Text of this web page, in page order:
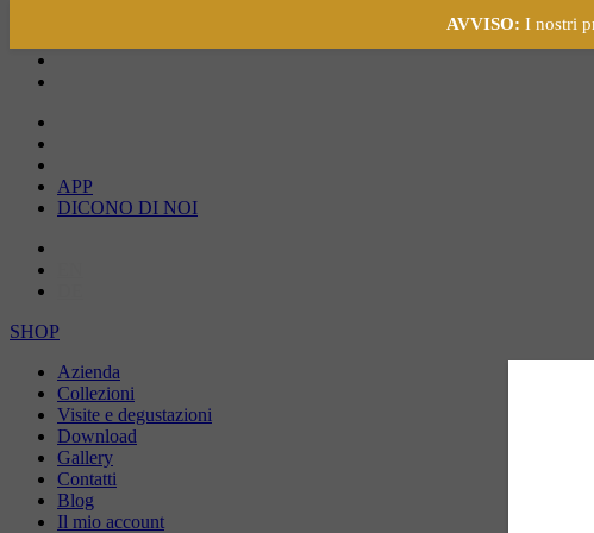
APP
DICONO DI NOI
SHOP
Azienda
Collezioni
Visite e degustazioni
Download
Gallery
Contatti
Blog
Il mio account
AVVISO: I nostri